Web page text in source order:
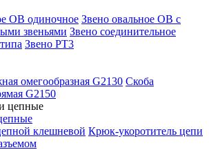
OB одиночное Звено овальное ОВ с
звеньями Звено соединительное
Звено РТ3
омегообразная G2130 Скоба
G2150
клешневой Крюк-укоротитель цепи